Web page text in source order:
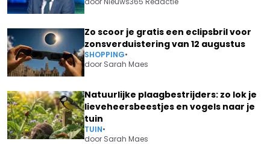
Zo scoor je gratis een eclipsbril voor
zonsverduistering van 12 augustus
SHOPPING•
door Sarah Maes
Natuurlijke plaagbestrijders: zo lok je
lieveheersbeestjes en vogels naar je
tuin
TUIN•
door Sarah Maes